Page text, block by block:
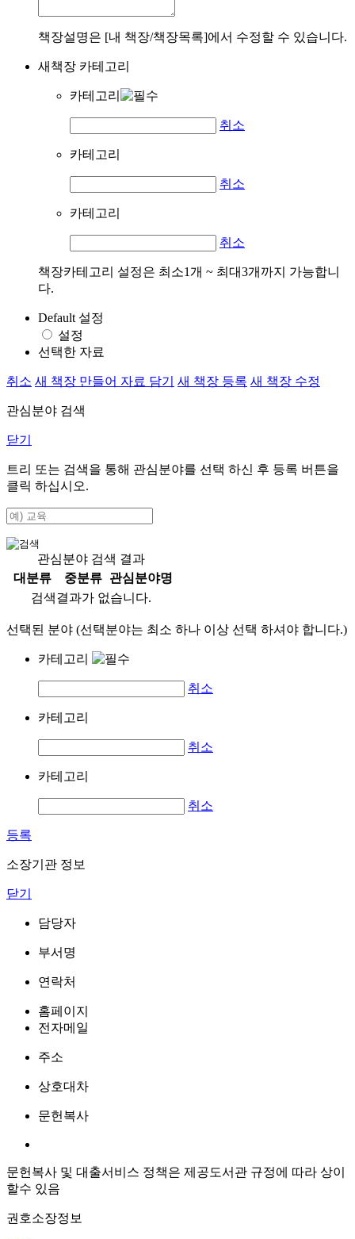
책장설명은 [내 책장/책장목록]에서 수정할 수 있습니다.
새책장 카테고리
카테고리
취소
카테고리
취소
카테고리
취소
책장카테고리 설정은 최소1개 ~ 최대3개까지 가능합니
다.
Default 설정
설정
선택한 자료
취소 새 책장 만들어 자료 담기 새 책장 등록 새 책장 수정
관심분야 검색
닫기
트리 또는 검색을 통해 관심분야를 선택 하신 후 등록 버튼을
클릭 하십시오.
관심분야 검색 결과
대분류
중분류
관심분야명
검색결과가 없습니다.
선택된 분야 (선택분야는 최소 하나 이상 선택 하셔야 합니다.)
카테고리
취소
카테고리
취소
카테고리
취소
등록
소장기관 정보
닫기
담당자
부서명
연락처
홈페이지
전자메일
주소
상호대차
문헌복사
문헌복사 및 대출서비스 정책은 제공도서관 규정에 따라 상이
할수 있음
권호소장정보